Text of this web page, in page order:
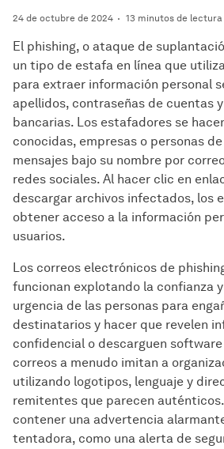
24 de octubre de 2024 13 minutos de lectura
El phishing, o ataque de
un tipo de estafa en línea que
para extraer información personal
apellidos, contraseñas de cuentas
bancarias. Los estafadores se
conocidas, empresas o personas
mensajes bajo su nombre por
redes sociales. Al hacer clic en
descargar archivos infectados, los
obtener acceso a la información
usuarios.
Los correos electrónicos de
funcionan explotando la confianza
urgencia de las personas para
destinatarios y hacer que revelen
confidencial o descarguen
correos a menudo imitan a
utilizando logotipos, lenguaje y
remitentes que parecen
contener una advertencia
tentadora, como una alerta de